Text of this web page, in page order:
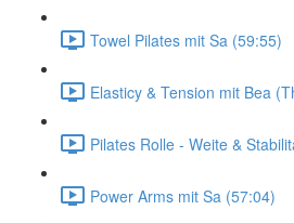
Towel Pilates mit Sa (59:55)
Elasticy & Tension mit Bea
Pilates Rolle - Weite &
Power Arms mit Sa (57:04)